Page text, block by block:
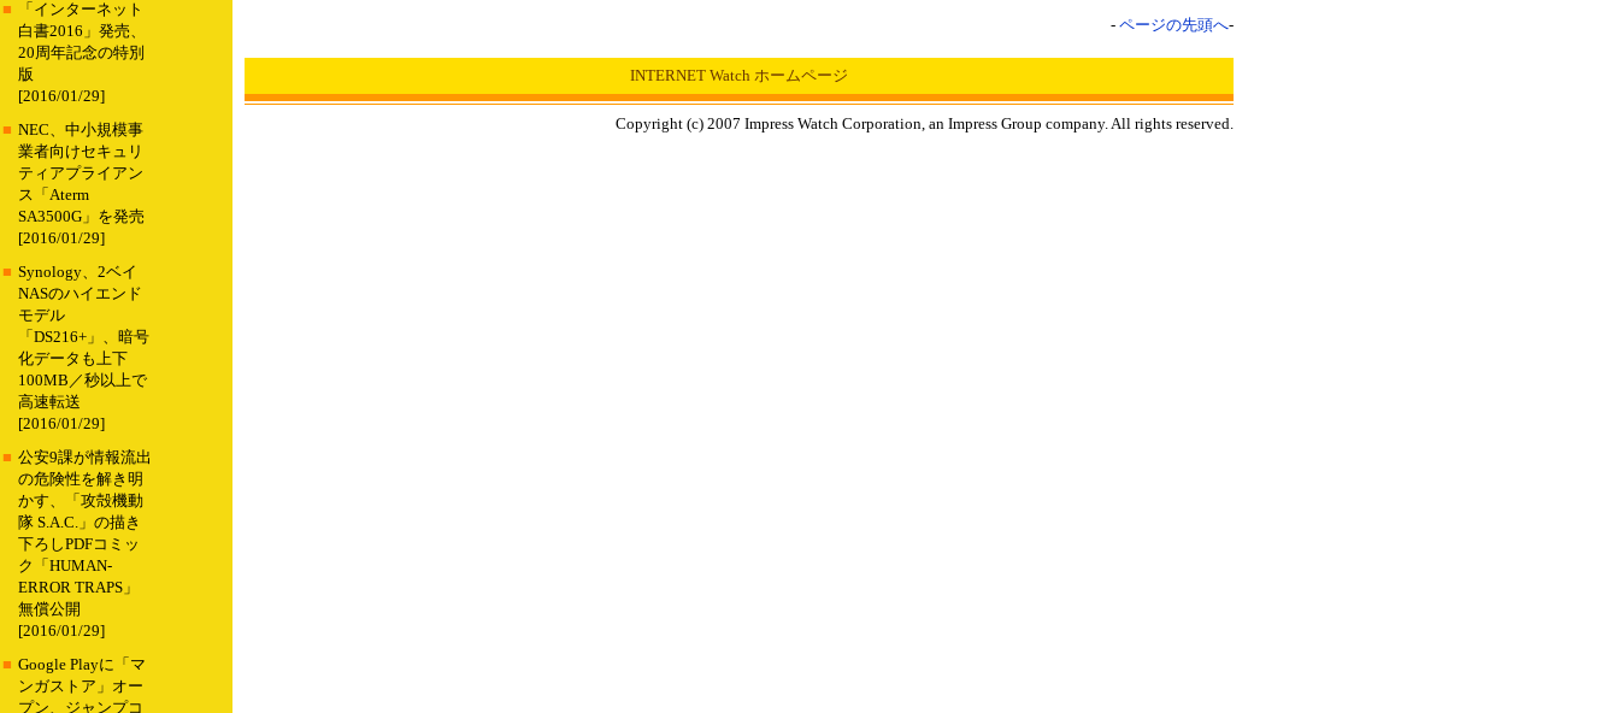
■
「インターネット
白書2016」発売、
20周年記念の特別
版
[2016/01/29]
■ NEC、中小規模事
業者向けセキュリ
ティアプライアン
ス「Aterm
SA3500G」を発売
[2016/01/29]
■ Synology、2ベイ
NASのハイエンド
モデル
「DS216+」、暗号
化データも上下
100MB／秒以上で
高速転送
[2016/01/29]
■ 公安9課が情報流出
の危険性を解き明
かす、「攻殻機動
隊 S.A.C.」の描き
下ろしPDFコミッ
ク「HUMAN-
ERROR TRAPS」
無償公開
[2016/01/29]
■ Google Playに「マ
ンガストア」オー
プン、ジャンプコ
- ページの先頭へ-
INTERNET Watch ホームページ
Copyright (c) 2007 Impress Watch Corporation, an Impress Group company. All rights reserved.